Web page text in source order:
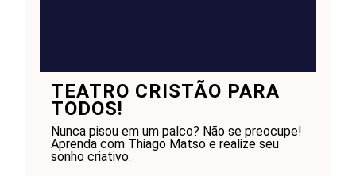
TEATRO CRISTÃO PARA
TODOS!
Nunca pisou em um palco? Não se preocupe!
Aprenda com Thiago Matso e realize seu
sonho criativo.